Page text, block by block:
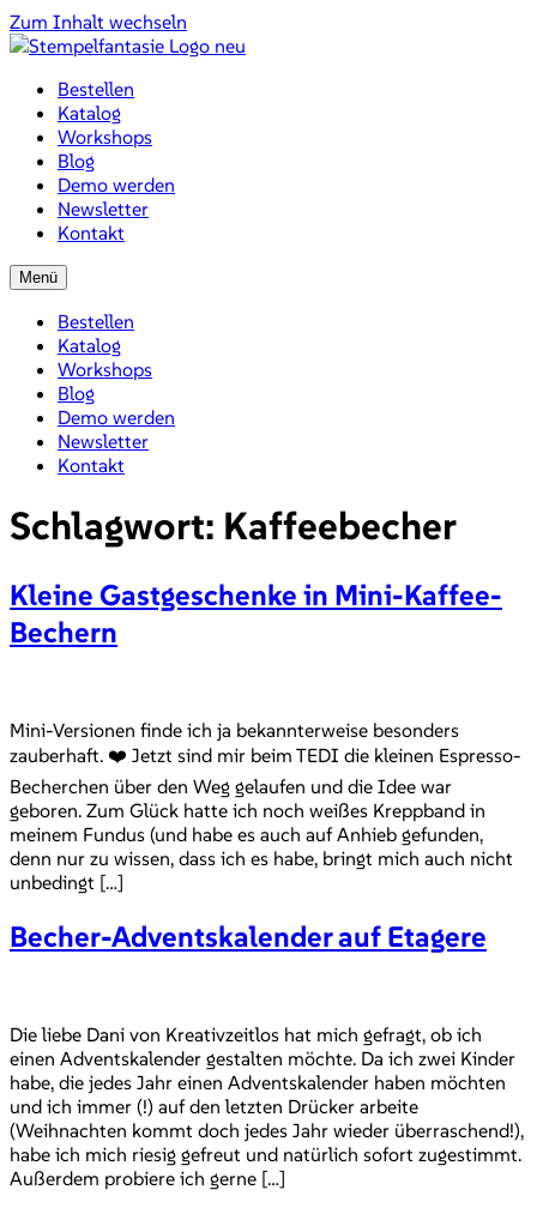
Zum Inhalt wechseln
Bestellen
Katalog
Workshops
Blog
Demo werden
Newsletter
Kontakt
Menü
Bestellen
Katalog
Workshops
Blog
Demo werden
Newsletter
Kontakt
Schlagwort: Kaffeebecher
Kleine Gastgeschenke in Mini-Kaffee-
Bechern
Mini-Versionen finde ich ja bekannterweise besonders
zauberhaft. ❤️ Jetzt sind mir beim TEDI die kleinen Espresso-
Becherchen über den Weg gelaufen und die Idee war
geboren. Zum Glück hatte ich noch weißes Kreppband in
meinem Fundus (und habe es auch auf Anhieb gefunden,
denn nur zu wissen, dass ich es habe, bringt mich auch nicht
unbedingt […]
Becher-Adventskalender auf Etagere
Die liebe Dani von Kreativzeitlos hat mich gefragt, ob ich
einen Adventskalender gestalten möchte. Da ich zwei Kinder
habe, die jedes Jahr einen Adventskalender haben möchten
und ich immer (!) auf den letzten Drücker arbeite
(Weihnachten kommt doch jedes Jahr wieder überraschend!),
habe ich mich riesig gefreut und natürlich sofort zugestimmt.
Außerdem probiere ich gerne […]